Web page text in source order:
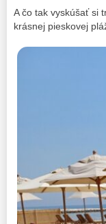
A čo tak vyskúšať si
krásnej pieskovej